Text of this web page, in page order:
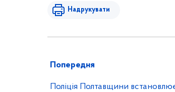
Надрукувати
Попередня
Поліція Полтавщини